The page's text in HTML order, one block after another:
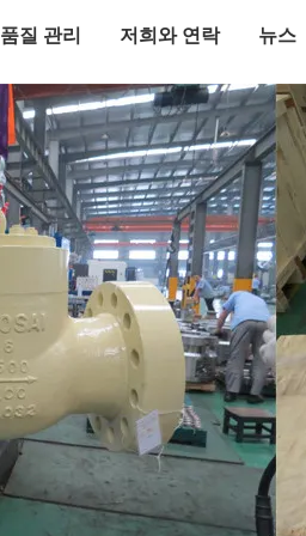
품질 관리 저희와 연락 뉴스